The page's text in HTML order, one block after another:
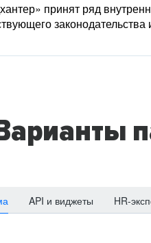
принят ряд
законодательства
API и виджеты HR-